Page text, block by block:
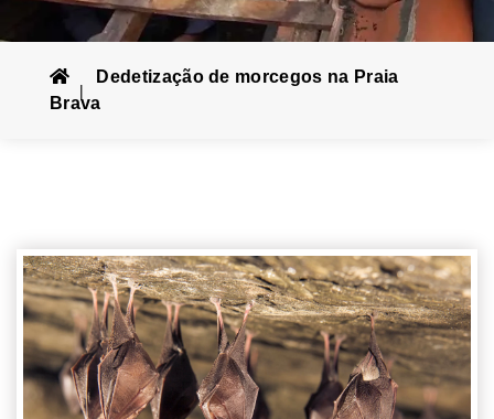
Dedetização de morcegos na Praia
Brava